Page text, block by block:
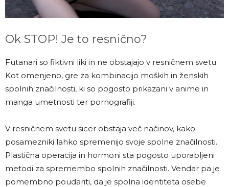
Ok STOP! Je to resnično?
Futanari so fiktivni liki in ne obstajajo v resničnem svetu.
Kot omenjeno, gre za kombinacijo moških in ženskih
spolnih značilnosti, ki so pogosto prikazani v anime in
manga umetnosti ter pornografiji.
V resničnem svetu sicer obstaja več načinov, kako
posamezniki lahko spremenijo svoje spolne značilnosti.
Plastična operacija in hormoni sta pogosto uporabljeni
metodi za spremembo spolnih značilnosti. Vendar pa je
pomembno poudariti, da je spolna identiteta osebe